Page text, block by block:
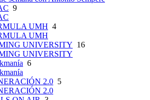
9
UMH 4
UMH
UNIVERSITY 16
UNIVERSITY
6
2.0 5
2.0